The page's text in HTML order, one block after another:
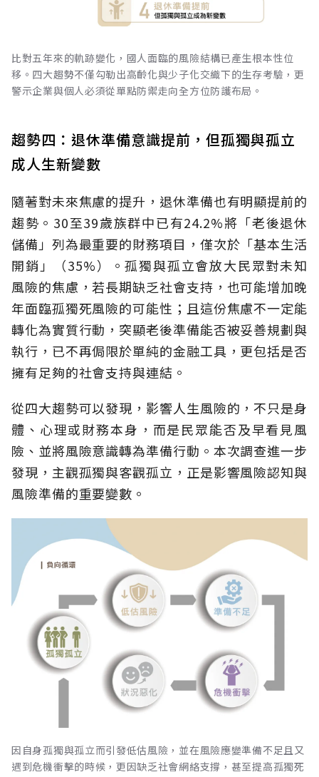
比對五年來的軌跡變化，國人面臨的風險結構已產生根本性位
移。四大趨勢不僅勾勒出高齡化與少子化交織下的生存考驗，更
警示企業與個人必須從單點防禦走向全方位防護布局。
趨勢四：退休準備意識提前，但孤獨與孤立
成人生新變數
隨著對未來焦慮的提升，退休準備也有明顯提前的
趨勢。30至39歲族群中已有24.2%將「老後退休
儲備」列為最重要的財務項目，僅次於「基本生活
開銷」（35%）。孤獨與孤立會放大民眾對未知
風險的焦慮，若長期缺乏社會支持，也可能增加晚
年面臨孤獨死風險的可能性；且這份焦慮不一定能
轉化為實質行動，突顯老後準備能否被妥善規劃與
執行，已不再侷限於單純的金融工具，更包括是否
擁有足夠的社會支持與連結。
從四大趨勢可以發現，影響人生風險的，不只是身
體、心理或財務本身，而是民眾能否及早看見風
險、並將風險意識轉為準備行動。本次調查進一步
發現，主觀孤獨與客觀孤立，正是影響風險認知與
風險準備的重要變數。
因自身孤獨與孤立而引發低估風險，並在風險應變準備不足且又
遇到危機衝擊的時候，更因缺乏社會網絡支撐，甚至提高孤獨死